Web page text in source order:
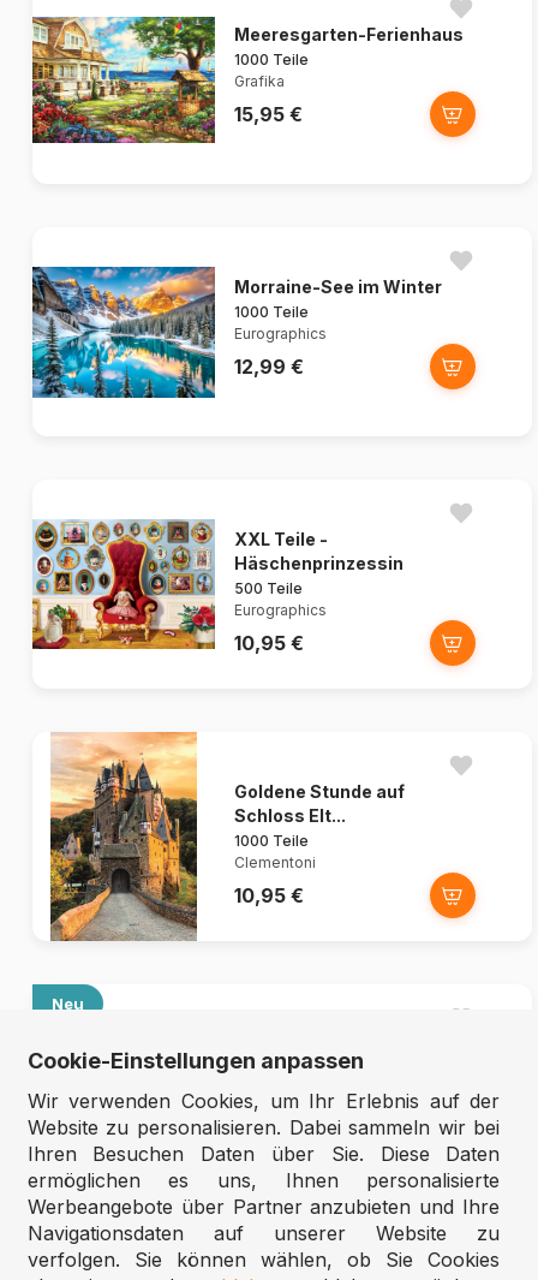
Meeresgarten-Ferienhaus
1000 Teile
Grafika
15,95 €
Morraine-See im Winter
1000 Teile
Eurographics
12,99 €
XXL Teile -
Häschenprinzessin
500 Teile
Eurographics
10,95 €
Goldene Stunde auf
Schloss Elt...
1000 Teile
Clementoni
10,95 €
Neu
1000 Teile
Cobble Hill
15,95 €
Cookie-Einstellungen anpassen
Wir verwenden Cookies, um Ihr Erlebnis auf der
Website zu personalisieren. Dabei sammeln wir bei
Ihren Besuchen Daten über Sie. Diese Daten
ermöglichen es uns, Ihnen personalisierte
Werbeangebote über Partner anzubieten und Ihre
Navigationsdaten auf unserer Website zu
verfolgen. Sie können wählen, ob Sie Cookies